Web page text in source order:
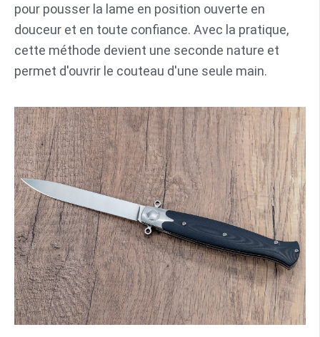
pour pousser la lame en position ouverte en
douceur et en toute confiance. Avec la pratique,
cette méthode devient une seconde nature et
permet d'ouvrir le couteau d'une seule main.